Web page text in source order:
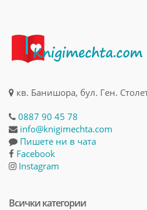
кв. Банишора, бул. Ген.
0887 90 45 78
info@knigimechta.com
Пишете ни в чата
Facebook
Instagram
Всички категории